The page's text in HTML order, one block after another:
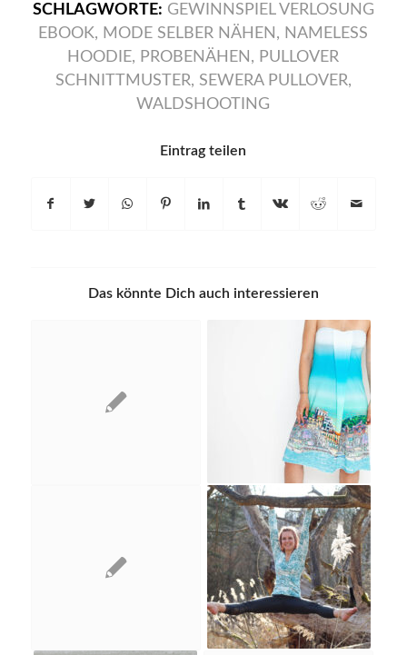
SCHLAGWORTE: GEWINNSPIEL VERLOSUNG
EBOOK, MODE SELBER NÄHEN , NAMELESS
HOODIE, PROBENÄHEN , PULLOVER
SCHNITTMUSTER, SEWERA PULLOVER,
WALDSHOOTING
Eintrag teilen
Das könnte Dich auch interessieren